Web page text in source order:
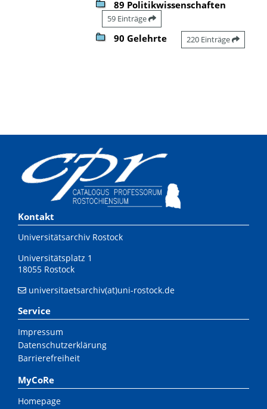
89 Politikwissenschaften
59 Einträge
90 Gelehrte 220 Einträge
Kontakt
Universitätsarchiv Rostock
Universitätsplatz 1
18055 Rostock
universitaetsarchiv(at)uni-rostock.de
Service
Impressum
Datenschutzerklärung
Barrierefreiheit
MyCoRe
Homepage